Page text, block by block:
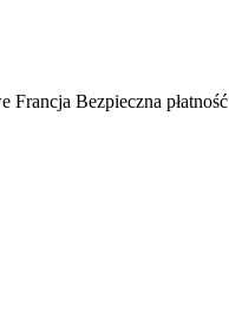
Francja Bezpieczna płatność